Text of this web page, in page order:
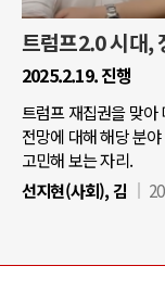
트럼프2.0 시대,
2025.2.19. 진행
트럼프 재집권을 맞아
전망에 대해 해당 분
고민해 보는 자리.
선지현(사회), 김